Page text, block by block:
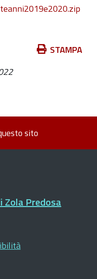
STAMPA
sito
Zola Predosa